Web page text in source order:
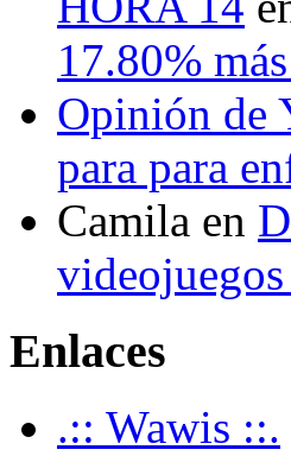
17.80%
Opinión de
para para
Camila en
Enlaces
.:: Wawis ::.